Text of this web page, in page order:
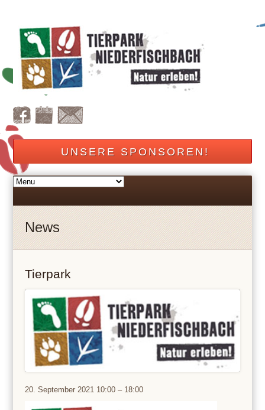
UNSERE SPONSOREN!
News
Tierpark
Tierpark
20. September 2021 10:00 – 18:00